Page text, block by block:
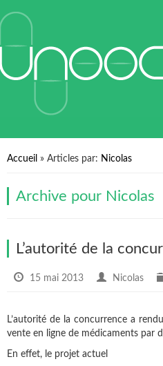
Accueil » Articles par: Nicolas
Archive pour Nicolas
L’autorité de la
15 mai 2013 Nicolas
L’autorité de la concurrence a
vente en ligne de médicaments par
En effet, le projet actuel